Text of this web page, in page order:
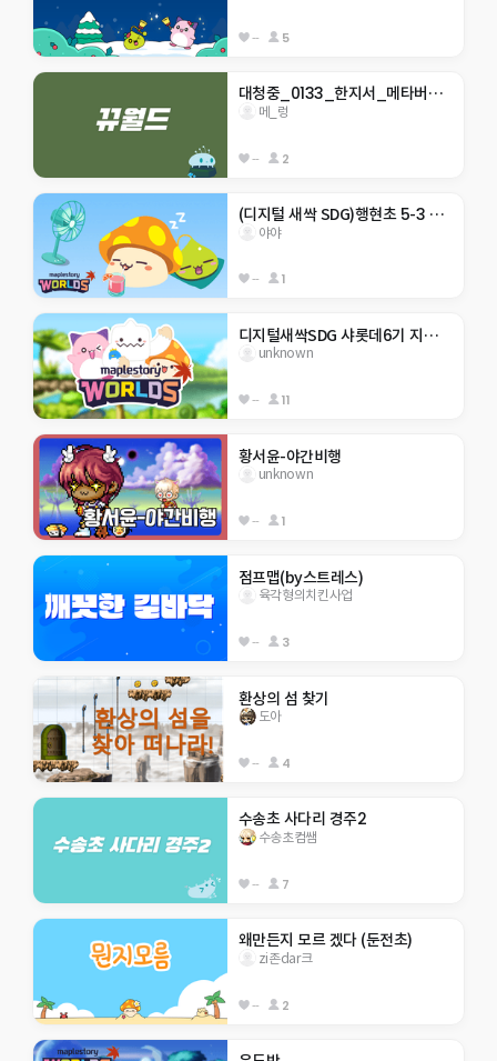
-- 5
대청중_0133_한지서_메타버스 점프맵
메_렁
-- 2
(디지털 새싹 SDG)행현초 5-3 야야 -생태계 보호-
야야
-- 1
디지털새싹SDG 샤롯데6기 지구 구하기
unknown
-- 11
황서윤-야간비행
unknown
-- 1
점프맵(by스트레스)
육각형의치킨사업
-- 3
환상의 섬 찾기
도아
-- 4
수송초 사다리 경주2
수송초컴쌤
-- 7
왜만든지 모르 겠다 (둔전초)
zi존dar크
-- 2